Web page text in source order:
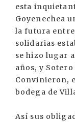
esta
Goyenechea
la futura
solidarias
se hizo lugar
años, y
Convinieron,
bodega de
Así sus